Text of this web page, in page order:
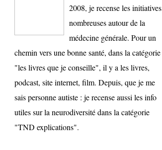
2008, je recense les initiatives
nombreuses autour de la
médecine générale. Pour un
chemin vers une bonne santé, dans la catégorie
"les livres que je conseille", il y a les livres,
podcast, site internet, film. Depuis, que je me
sais personne autiste : je recense aussi les info
utiles sur la neurodiversité dans la catégorie
"TND explications".